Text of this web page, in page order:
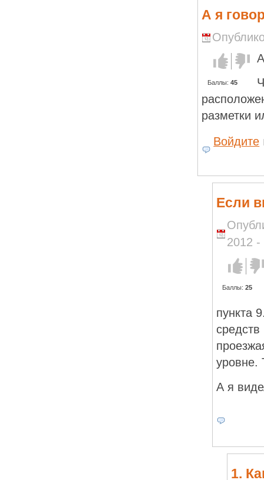
А я
Голос за!Голос
против!
Баллы: 45
разметки
Войдите
Если
2012 -
Голос за!
Баллы: 25
пункта
уровне.
А я
1.